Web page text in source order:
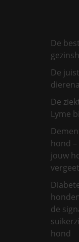
De
De
De
Lyme
hond
jouw
de
hond